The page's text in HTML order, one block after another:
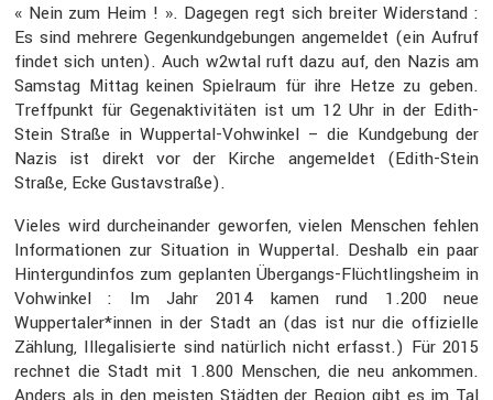
« Nein zum Heim ! ». Dagegen regt sich breiter Wider­stand :
Es sind mehrere Gegen­kund­ge­bungen angemeldet (ein Aufruf
findet sich unten). Auch w2wtal ruft dazu auf, den Nazis am
Samstag Mittag keinen Spiel­raum für ihre Hetze zu geben.
Treff­punkt für Gegen­ak­ti­vi­täten ist um 12 Uhr in der Edith-
Stein Straße in Wuppertal-Vohwinkel – die Kundge­bung der
Nazis ist direkt vor der Kirche angemeldet (Edith-Stein
Straße, Ecke Gustav­straße).
Vieles wird durch­ein­ander geworfen, vielen Menschen fehlen
Infor­ma­tionen zur Situa­tion in Wuppertal. Deshalb ein paar
Hinter­gund­infos zum geplanten Übergangs-Flücht­lings­heim in
Vohwinkel : Im Jahr 2014 kamen rund 1.200 neue
Wuppertaler*innen in der Stadt an (das ist nur die offizi­elle
Zählung, Illega­li­sierte sind natür­lich nicht erfasst.) Für 2015
rechnet die Stadt mit 1.800 Menschen, die neu ankommen.
Anders als in den meisten Städten der Region gibt es im Tal